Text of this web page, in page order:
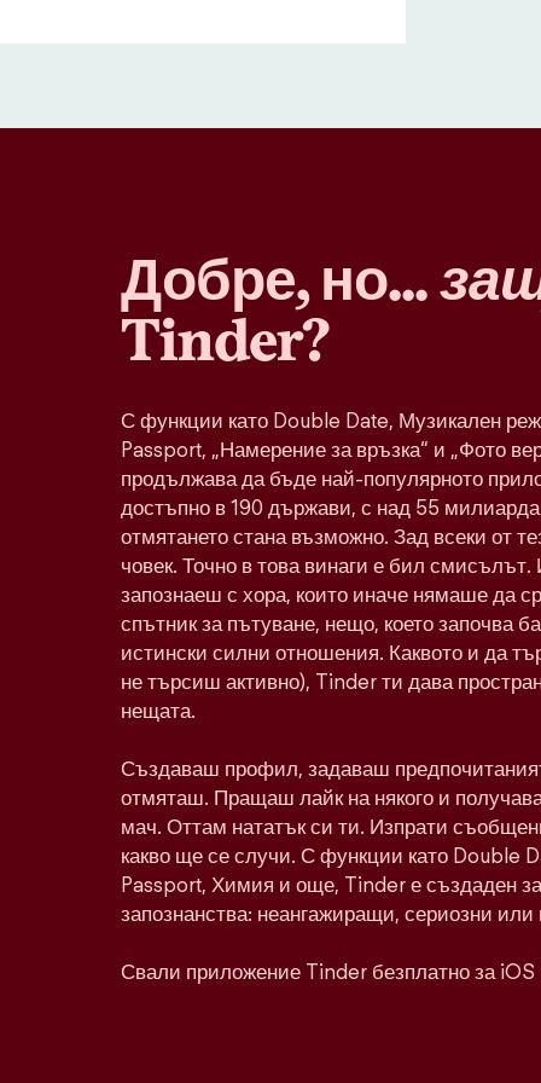
Добре, но...
Tinder?
С функции като Double Date, Музикален
Passport, „Намерение за връзка“ и „Фото
продължава да бъде най-популярното
достъпно в 190 държави, с над 55 милиарда
отмятането стана възможно. Зад всеки от
човек. Точно в това винаги е бил
запознаеш с хора, които иначе нямаше да
спътник за пътуване, нещо, което започва
истински силни отношения. Каквото и да
не търсиш активно), Tinder ти дава
нещата.
Създаваш профил, задаваш
отмяташ. Пращаш лайк на някого и
мач. Оттам нататък си ти. Изпрати
какво ще се случи. С функции като Double
Passport, Химия и още, Tinder е създаден
запознанства: неангажиращи, сериозни или
Свали приложение Tinder безплатно за